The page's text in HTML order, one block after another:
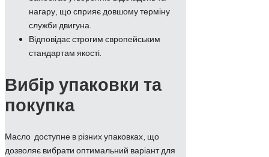
нагару, що сприяє довшому терміну
служби двигуна.
Відповідає строгим європейським
стандартам якості.
Вибір упаковки та
покупка
Масло доступне в різних упаковках, що
дозволяє вибрати оптимальний варіант для